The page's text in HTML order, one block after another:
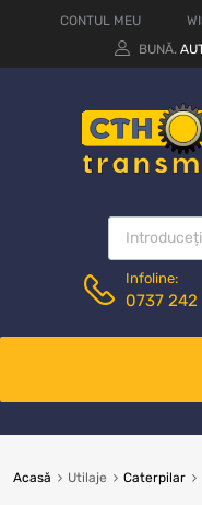
CONTUL MEU
BUNĂ.
Infoline:
0737 242
Acasă Utilaje Caterpilar